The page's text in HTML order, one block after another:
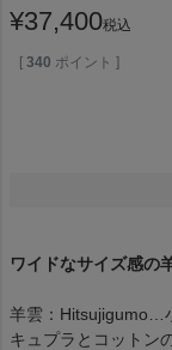
¥37,400税込
[ 340 ポイント ]
ワイドなサイズ感の
羊雲：Hitsujigumo…
キュプラとコットン